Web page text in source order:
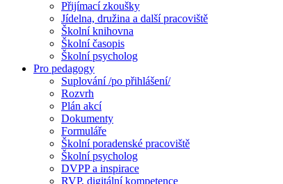
Přijímací zkoušky
Jídelna, družina a další pracoviště
Školní knihovna
Školní časopis
Školní psycholog
Pro pedagogy
Suplování /po přihlášení/
Rozvrh
Plán akcí
Dokumenty
Formuláře
Školní poradenské pracoviště
Školní psycholog
DVPP a inspirace
RVP, digitální kompetence